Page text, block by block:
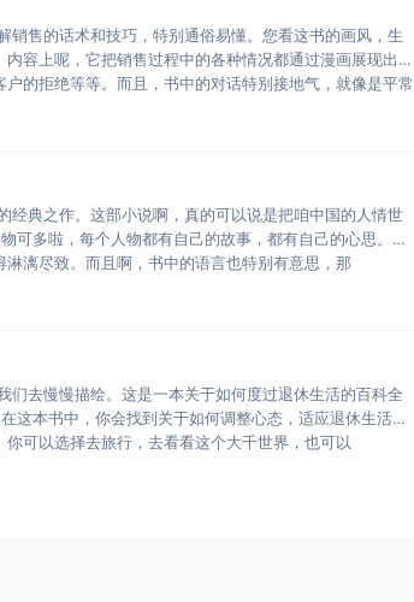
售的话术和技巧，特别通俗易懂。您看这书的画风，生
容上呢，它把销售过程中的各种情况都通过漫画展现出
的拒绝等等。而且，书中的对话特别接地气，就像是平常
经典之作。这部小说啊，真的可以说是把咱中国的人情世
可多啦，每个人物都有自己的故事，都有自己的心思。作
漓尽致。而且啊，书中的语言也特别有意思，那
去慢慢描绘。这是一本关于如何度过退休生活的百科全
这本书中，你会找到关于如何调整心态，适应退休生活的
可以选择去旅行，去看看这个大千世界，也可以